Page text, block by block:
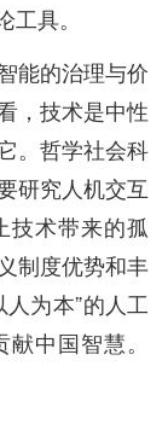
具。
能的治理与价
，技术是中性
。哲学社会科
研究人机交互
技术带来的孤
制度优势和丰
为本”的人工
中国智慧。